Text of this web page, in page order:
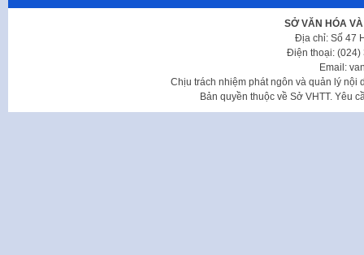
SỞ VĂN HÓA
Địa chỉ: Số 47
Điện thoại: (024)
Email:
Chịu trách nhiệm phát ngôn và quản lý nội
Bản quyền thuộc về Sở VHTT. Yêu